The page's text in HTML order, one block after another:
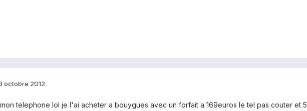
octobre 2012
telephone lol je l'ai acheter a bouygues avec un forfait a 169euros le tel pas couter et